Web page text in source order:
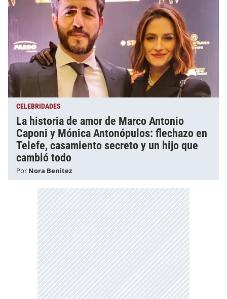
CELEBRIDADES
La historia de amor de Marco Antonio
Caponi y Mónica Antonópulos: flechazo en
Telefe, casamiento secreto y un hijo que
cambió todo
Por Nora Benitez